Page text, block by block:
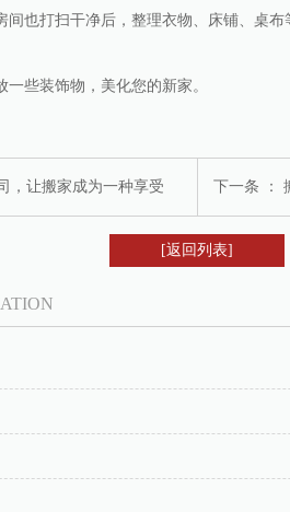
间也打扫干净后，整理衣物、床铺、桌布
一些装饰物，美化您的新家。
，让搬家成为一种享受 下一条 ：
[返回列表]